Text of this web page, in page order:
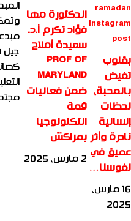
بقلوب
تفيض
بالمحبة،
لحظات
إنسانية
نادرة وأثر
عميق في
نفوسنا…
16 مارس،
2025
الدكتورة مها
فؤاد تكرم أ.د.
سعيدة أملاح
PROF OF
MARYLAND
ضمن فعاليات
قمة
التكنولوجيا
بمراكش
2 مارس، 2025
جيل